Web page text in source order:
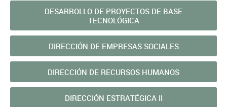
DESARROLLO DE PROYECTOS DE BASE
TECNOLÓGICA
DIRECCIÓN DE EMPRESAS SOCIALES
DIRECCIÓN DE RECURSOS HUMANOS
DIRECCIÓN ESTRATÉGICA II